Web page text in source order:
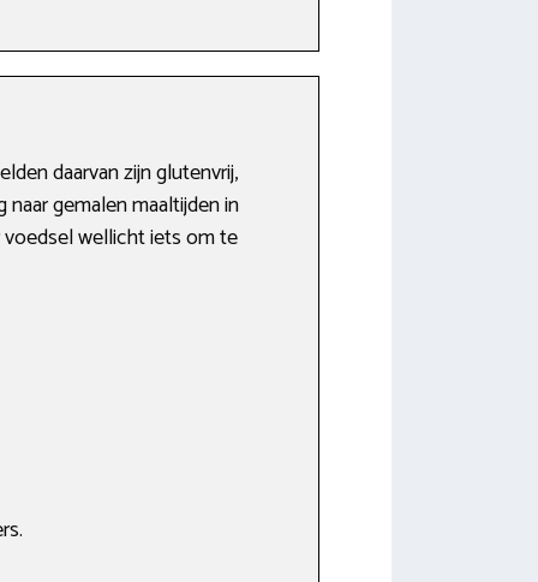
daarvan zijn glutenvrij,
gemalen maaltijden in
wellicht iets om te